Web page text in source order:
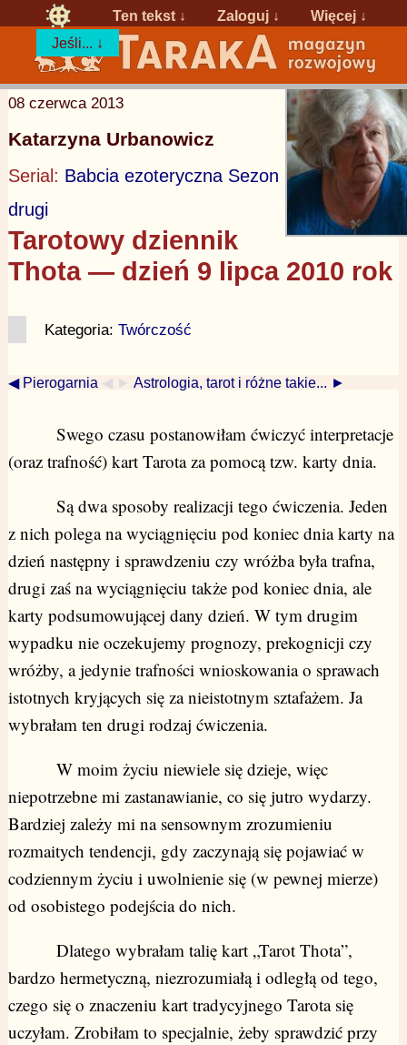
Ten tekst ↓ Zaloguj ↓
Więcej ↓
Jeśli... ↓
08 czerwca 2013
Katarzyna Urbanowicz
Serial: Babcia ezoteryczna Sezon
drugi
Tarotowy dziennik
Thota — dzień 9 lipca 2010 rok
Kategoria: Twórczość
◀ Pierogarnia ◀ ► Astrologia, tarot i różne takie... ►
Swego czasu postanowiłam ćwiczyć interpretacje
(oraz trafność) kart Tarota za pomocą tzw. karty dnia.
Są dwa sposoby realizacji tego ćwiczenia. Jeden
z nich polega na wyciągnięciu pod koniec dnia karty na
dzień następny i sprawdzeniu czy wróżba była trafna,
drugi zaś na wyciągnięciu także pod koniec dnia, ale
karty podsumowującej dany dzień. W tym drugim
wypadku nie oczekujemy prognozy, prekognicji czy
wróżby, a jedynie trafności wnioskowania o sprawach
istotnych kryjących się za nieistotnym sztafażem. Ja
wybrałam ten drugi rodzaj ćwiczenia.
W moim życiu niewiele się dzieje, więc
niepotrzebne mi zastanawianie, co się jutro wydarzy.
Bardziej zależy mi na sensownym zrozumieniu
rozmaitych tendencji, gdy zaczynają się pojawiać w
codziennym życiu i uwolnienie się (w pewnej mierze)
od osobistego podejścia do nich.
Dlatego wybrałam talię kart „Tarot Thota”,
bardzo hermetyczną, niezrozumiałą i odległą od tego,
czego się o znaczeniu kart tradycyjnego Tarota się
uczyłam. Zrobiłam to specjalnie, żeby sprawdzić przy